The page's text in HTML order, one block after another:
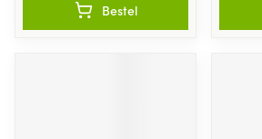
Bestel